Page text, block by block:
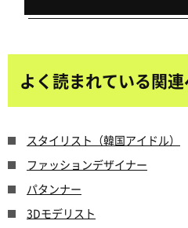
よく読まれている関
スタイリスト（韓国アイドル）
ファッションデザイナー
パタンナー
3Dモデリスト